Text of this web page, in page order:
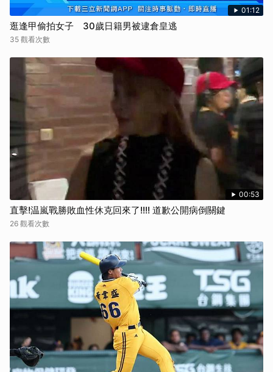
01:12
逛逢甲偷拍女子 30歲日籍男被逮倉皇逃
35 觀看次數
00:53
直擊!温嵐戰勝敗血性休克回來了!!!! 道歉公開病倒關鍵
26 觀看次數